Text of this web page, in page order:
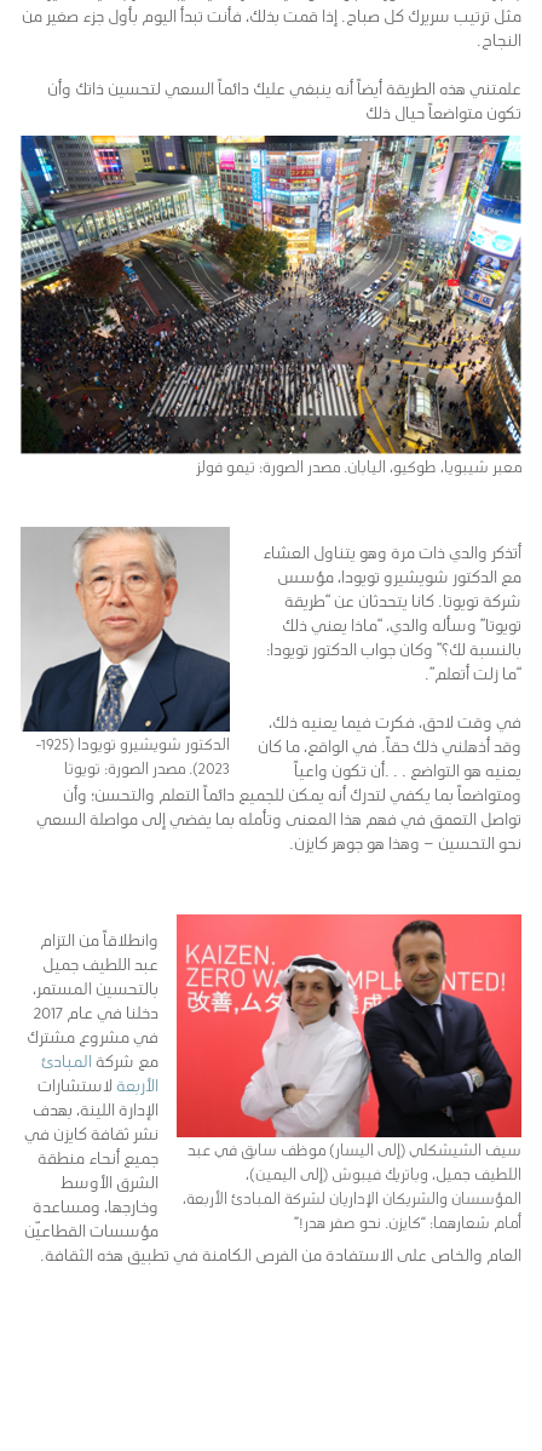
مثل ترتيب سريرك كل صباح. إذا قمت بذلك، فأنت تبدأ اليوم بأول جزء صغير من
النجاح.
علمتني هذه الطريقة أيضاً أنه ينبغي عليك دائماً السعي لتحسين ذاتك وأن
تكون متواضعاً حيال ذلك
معبر شيبويا، طوكيو، اليابان. مصدر الصورة: تيمو فولز
الدكتور شويشيرو تويودا (1925-
2023). مصدر الصورة: تويوتا
أتذكر والدي ذات مرة وهو يتناول العشاء
مع الدكتور شويشيرو تويودا، مؤسس
شركة تويوتا. كانا يتحدثان عن “طريقة
تويوتا” وسأله والدي، “ماذا يعني ذلك
بالنسبة لك؟” وكان جواب الدكتور تويودا:
“ما زلت أتعلم”.
في وقت لاحق، فكرت فيما يعنيه ذلك،
وقد أذهلني ذلك حقاً. في الواقع، ما كان
يعنيه هو التواضع . . .أن تكون واعياً
ومتواضعاً بما يكفي لتدرك أنه يمكن للجميع دائماً التعلم والتحسن؛ وأن
تواصل التعمق في فهم هذا المعنى وتأمله بما يفضي إلى مواصلة السعي
نحو التحسين – وهذا هو جوهر كايزن.
سيف الشيشكلي (إلى اليسار) موظف سابق في عبد
اللطيف جميل، وباتريك فيبوش (إلى اليمين)،
المؤسسان والشريكان الإداريان لشركة المبادئ الأربعة،
أمام شعارهما: “كايزن. نحو صفر هدر!”
وانطلاقاً من التزام
عبد اللطيف جميل
بالتحسين المستمر،
دخلنا في عام 2017
في مشروع مشترك
مع شركة المبادئ
الأربعة لاستشارات
الإدارة اللينة، بهدف
نشر ثقافة كايزن في
جميع أنحاء منطقة
الشرق الأوسط
وخارجها، ومساعدة
مؤسسات القطاعيّن
العام والخاص على الاستفادة من الفرص الكامنة في تطبيق هذه الثقافة.